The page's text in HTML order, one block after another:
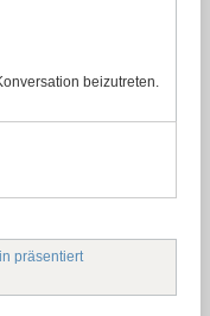
beizutreten.
präsentiert